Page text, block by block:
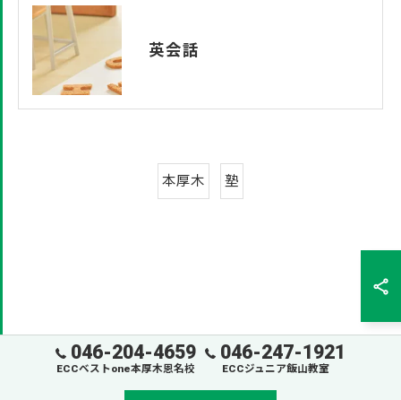
英会話
本厚木 塾
046-204-4659
ECCベストone本厚木恩名校
046-247-1921
ECCジュニア飯山教室